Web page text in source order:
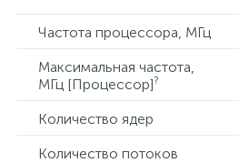
Частота процессора, МГц
Максимальная частота,
МГц [Процессор]?
Количество ядер
Количество потоков